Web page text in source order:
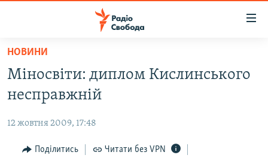
Перейти
основного
матеріалу
Перейти
до
навігації
СТАТТІ
ПОЛІТИКА
ЕКОНОМІКА
ВІЙНА
РОСІЙСЬКА «ФІЛЬТРАЦІЯ»
НОВИНИ
Міносвіти: диплом Кислинського
несправжній
12 жовтня 2009, 17:48
Поділитись Читати без VPN